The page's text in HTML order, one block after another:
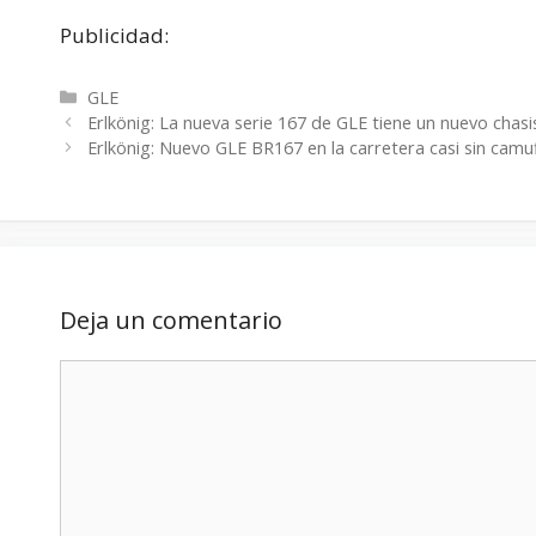
Publicidad:
Categorías
GLE
Erlkönig: La nueva serie 167 de GLE tiene un nuevo
Erlkönig: Nuevo GLE BR167 en la carretera casi sin
Deja un comentario